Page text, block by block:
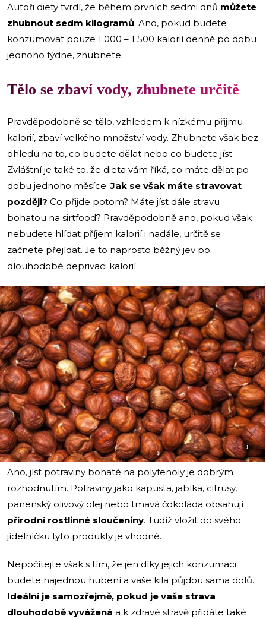
Autoři diety tvrdí, že během prvních sedmi dnů můžete
zhubnout sedm kilogramů. Ano, pokud budete
konzumovat pouze 1 000 – 1 500 kalorií denně po dobu
jednoho týdne, zhubnete.
Tělo se zbaví vody, zhubnete určitě
Pravděpodobně se tělo, vzhledem k nízkému přijmu
kalorií, zbaví velkého množství vody. Zhubnete však bez
ohledu na to, co budete dělat nebo co budete jíst.
Zvláštní je také to, že dieta vám říká, co máte dělat po
dobu jednoho měsíce.Jak se však máte stravovat
později? Co přijde potom? Máte jíst dále stravu
bohatou na sirtfood? Pravděpodobně ano, pokud však
nebudete hlídat příjem kalorií i nadále, určitě se
začnete přejídat. Je to naprosto běžný jev po
dlouhodobé deprivaci kalorií.
i
Ano, jíst potraviny bohaté na polyfenoly je dobrým
rozhodnutím. Potraviny jako kapusta, jablka, citrusy,
panenský olivový olej nebo tmavá čokoláda obsahují
přírodní rostlinné sloučeniny. Tudíž vložit do svého
jídelníčku tyto produkty je vhodné.
Nepočítejte však s tím, že jen díky jejich konzumaci
budete najednou hubení a vaše kila půjdou sama dolů.
Ideální je samozřejmě, pokud je vaše strava
dlouhodobě vyvážená a k zdravé stravě přidáte také